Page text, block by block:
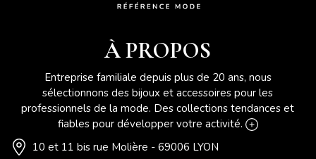
À PROPOS
Entreprise familiale depuis plus de 20 ans, nous
sélectionnons des bijoux et accessoires pour les
professionnels de la mode. Des collections tendances et
fiables pour développer votre activité.
10 et 11 bis rue Molière - 69006 LYON